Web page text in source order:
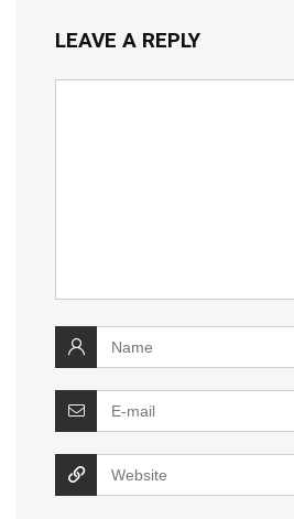
LEAVE A REPLY